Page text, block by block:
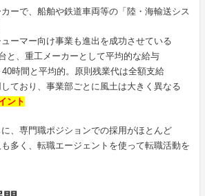
ーで、船舶や鉄道車両等の「陸・海輸送シス
ーマー向け事業も進出を成功させている
と、重工メーカーとして平均的な給与
時間と平均的。原則残業代は全額支給
ており、事業部ごとに風土は大きく異なる
ント
、専門職ポジションでの採用がほとんど
多く、転職エージェントを使って転職活動を